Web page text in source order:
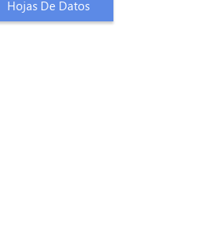
Hojas De Datos